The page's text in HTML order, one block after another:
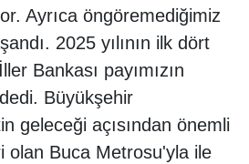
Ayrıca öngöremediğimiz
2025 yılının ilk dört
Bankası payımızın
Büyükşehir
geleceği açısından önemli
olan Buca Metrosu'yla ile